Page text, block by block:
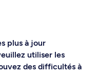
plus à jour
utiliser les
des difficultés à